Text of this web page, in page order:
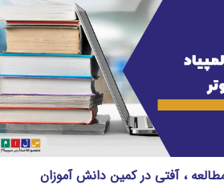
، آفتی در کمین دانش آموزان